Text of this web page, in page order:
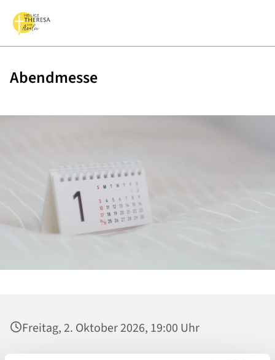
Abendmesse
Freitag, 2. Oktober 2026, 19:00 Uhr